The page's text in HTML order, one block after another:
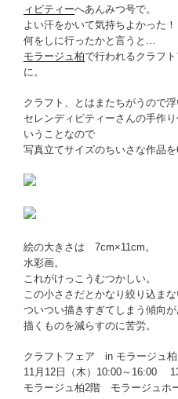
ィピティーへあんみつ号で。
よい汗をかいて気持ちよかった！
何をしに行ったかと言うと…
モラージュ柏で行われるクラフ
に。
クラフト、とはまたちがうので
セレンディピティーさんの手作
いうことなので
写真立てサイズのちいさな作品を
絵の大きさは 7cm×11cm。
水彩画。
これがけっこうむつかしい。
この小ささだとかなり絞り込ま
ついつい描きすぎてしまう傾向が
描くものを減らすのに苦労。
クラフトフェア in モラージュ柏
11月12日（木）10:00～16:00
モラージュ柏2階 モラージュホ